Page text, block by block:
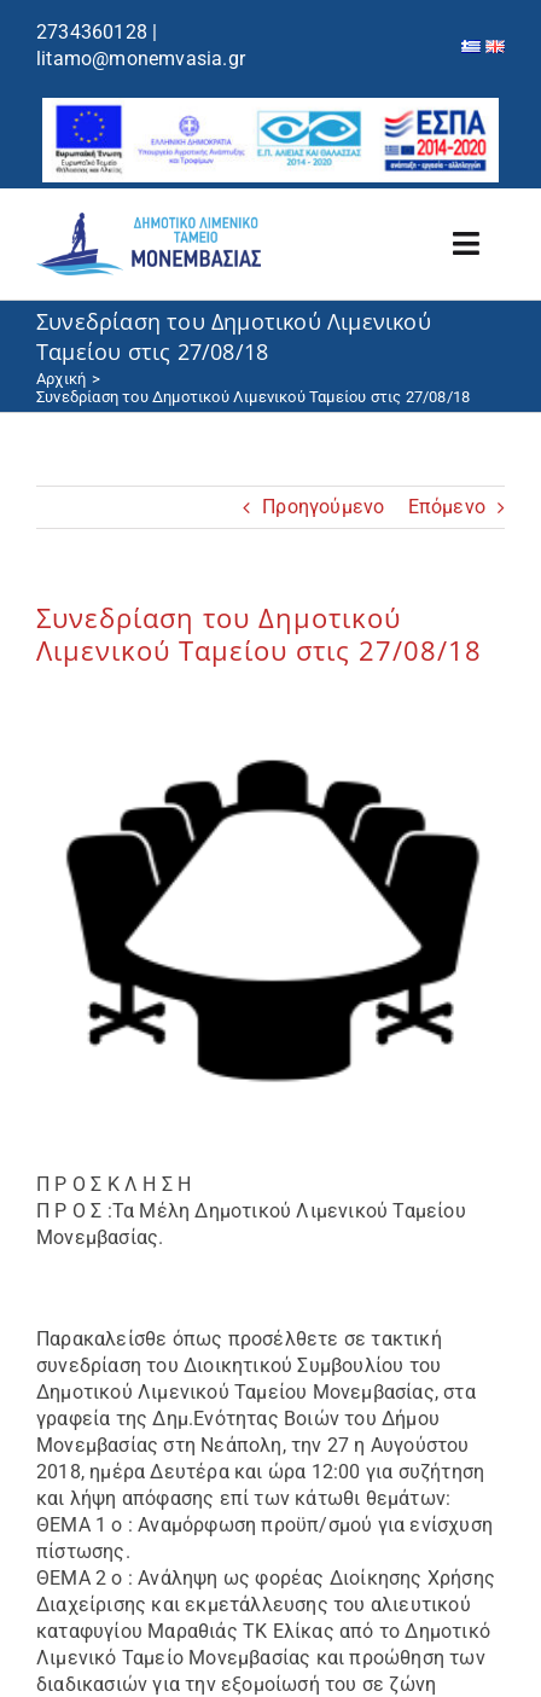
2734360128 |
litamo@monemvasia.gr
Λιμενικό Ταμείο
Λιμάνια/Ελλιμενισμός
Ανακοινώσεις
Επικοινωνία
Συνεδρίαση του Δημοτικού Λιμενικού
Ταμείου στις 27/08/18
Αρχική
Συνεδρίαση του Δημοτικού Λιμενικού Ταμείου στις 27/08/18
Προηγούμενο Επόμενο
Συνεδρίαση του Δημοτικού
Λιμενικού Ταμείου στις 27/08/18
Π Ρ Ο Σ Κ Λ Η Σ Η
Π Ρ Ο Σ :Τα Μέλη Δημοτικού Λιμενικoύ Ταμείου
Μονεμβασίας.
Παρακαλείσθε όπως προσέλθετε σε τακτική
συνεδρίαση του Διοικητικού Συμβουλίου του
Δημοτικού Λιμενικού Ταμείου Μονεμβασίας, στα
γραφεία της Δημ.Ενότητας Βοιών του Δήμου
Μονεμβασίας στη Νεάπολη, την 27 η Αυγούστου
2018, ημέρα Δευτέρα και ώρα 12:00 για συζήτηση
και λήψη απόφασης επί των κάτωθι θεμάτων:
ΘΕΜΑ 1 ο : Αναμόρφωση προϋπ/σμού για ενίσχυση
πίστωσης.
ΘΕΜΑ 2 ο : Ανάληψη ως φορέας Διοίκησης Χρήσης
Διαχείρισης και εκμετάλλευσης του αλιευτικού
καταφυγίου Μαραθιάς ΤΚ Ελίκας από το Δημοτικό
Λιμενικό Ταμείο Μονεμβασίας και προώθηση των
διαδικασιών για την εξομοίωσή του σε ζώνη